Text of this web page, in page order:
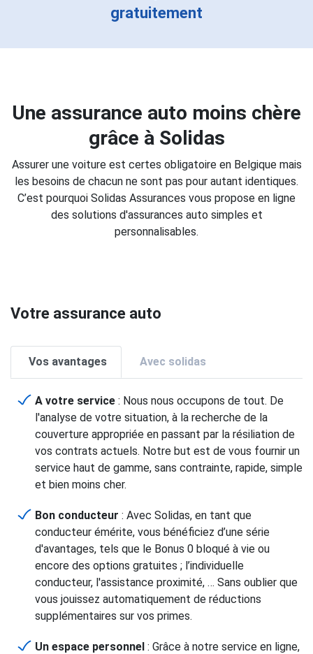
gratuitement
Une assurance auto moins chère
grâce à Solidas
Assurer une voiture est certes obligatoire en Belgique mais
les besoins de chacun ne sont pas pour autant identiques.
C’est pourquoi Solidas Assurances vous propose en ligne
des solutions d'assurances auto simples et
personnalisables.
Votre assurance auto
Vos avantages Avec solidas
A votre service : Nous nous occupons de tout. De
l'analyse de votre situation, à la recherche de la
couverture appropriée en passant par la résiliation de
vos contrats actuels. Notre but est de vous fournir un
service haut de gamme, sans contrainte, rapide, simple
et bien moins cher.
Bon conducteur : Avec Solidas, en tant que
conducteur émérite, vous bénéficiez d’une série
d'avantages, tels que le Bonus 0 bloqué à vie ou
encore des options gratuites ; l’individuelle
conducteur, l'assistance proximité, … Sans oublier que
vous jouissez automatiquement de réductions
supplémentaires sur vos primes.
Un espace personnel : Grâce à notre service en ligne,